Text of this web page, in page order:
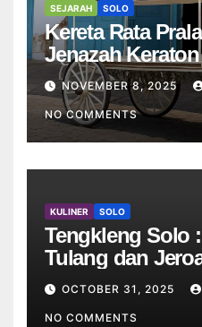
SEJARAH SOLO
Kereta Rata
Jenazah
NOVEMBER 8, 2025
NO COMMENTS
KULINER SOLO
Tengkleng Solo
Tulang dan
OCTOBER 31, 2025
NO COMMENTS